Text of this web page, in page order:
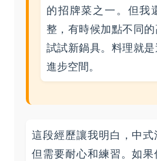
的招牌菜之一。但我
整，有時候加點不同
試試新鍋具。料理就
進步空間。
這段經歷讓我明白，中式
但需要耐心和練習。如